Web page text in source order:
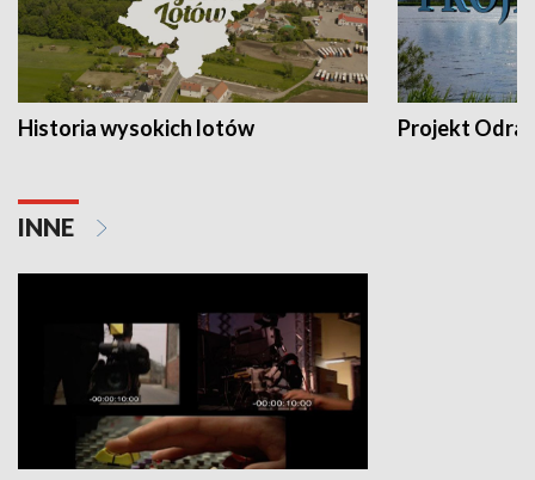
Historia wysokich lotów Projekt Odra
INNE